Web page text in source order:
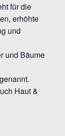
für die
erhöhte
und
und Bäume
Haut &